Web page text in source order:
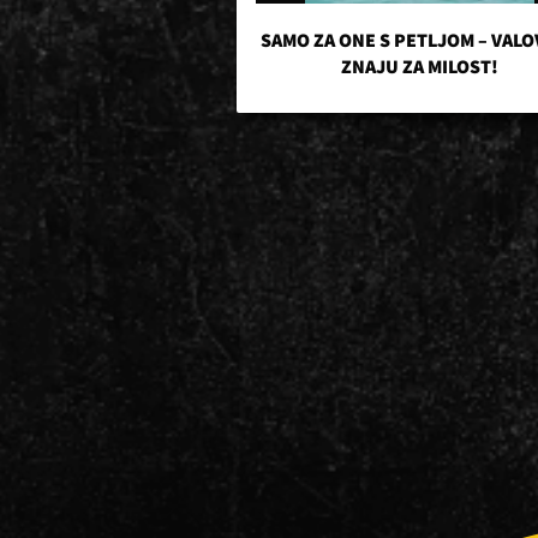
SAMO ZA ONE S PETLJOM –
ZNAJU ZA MILOST!